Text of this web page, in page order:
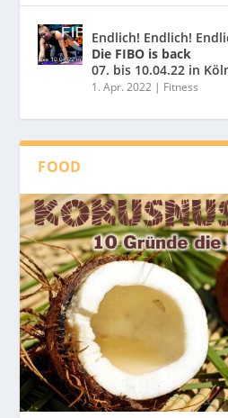
Endlich! Endlich!
Die FIBO is back
07. bis 10.04.22 in
1. Apr. 2022 | Fitness
FOOD